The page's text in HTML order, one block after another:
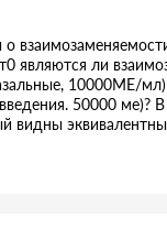
являются ли
10000МЕ/
50000
видны